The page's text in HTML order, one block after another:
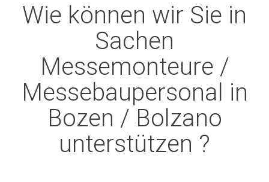
Wie können wir Sie in
Sachen
Messemonteure /
Messebaupersonal in
Bozen / Bolzano
unterstützen ?